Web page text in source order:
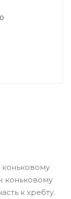
коньковому
коньковому
к хребту.